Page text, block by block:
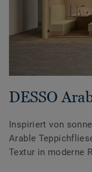
DESSO
Inspiriert von
Arable
Textur in moderne